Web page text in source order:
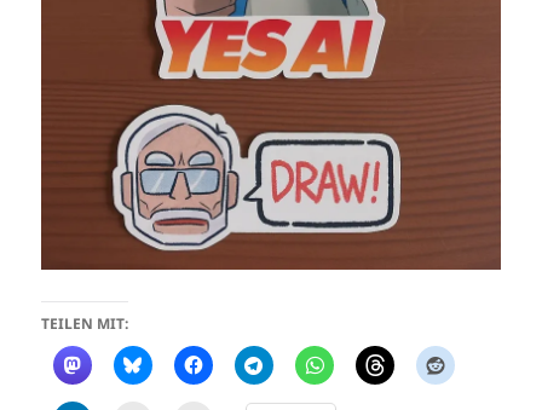
TEILEN MIT: